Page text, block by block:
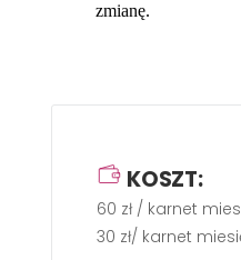
zmianę.
KOSZT:
60 zł / karnet
30 zł/ karnet